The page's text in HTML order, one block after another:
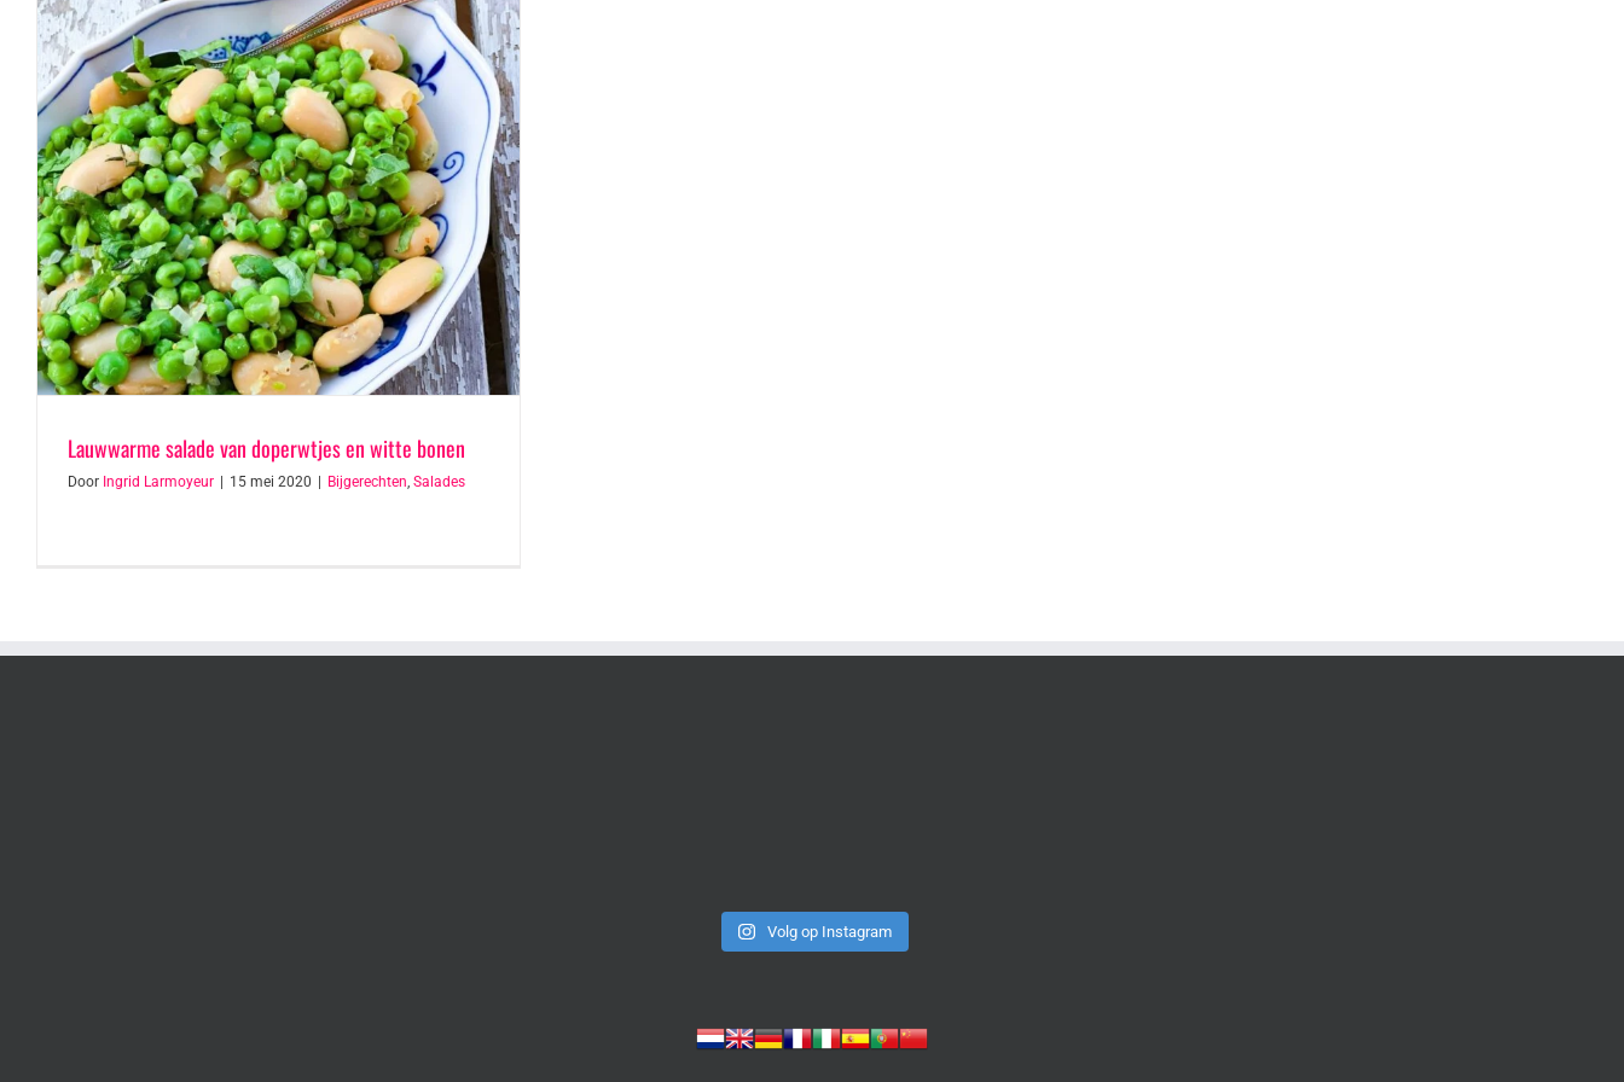
Lauwwarme salade van doperwtjes en witte bonen
Door Ingrid Larmoyeur 15 mei 2020 Bijgerechten, Salades
Volg op Instagram